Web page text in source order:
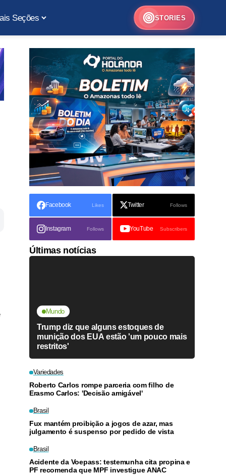
Seções STORIES
Facebook Likes Twitter Follows
Instagram Follows YouTube Subscribers
Últimas notícias
Mundo
Trump diz que alguns estoques de
munição dos EUA estão 'um pouco mais
restritos'
Variedades
Roberto Carlos rompe parceria com filho de
Erasmo Carlos: 'Decisão amigável'
Brasil
Fux mantém proibição a jogos de azar, mas
julgamento é suspenso por pedido de vista
Brasil
Acidente da Voepass: testemunha cita propina e
PF recomenda que MPF investigue ANAC